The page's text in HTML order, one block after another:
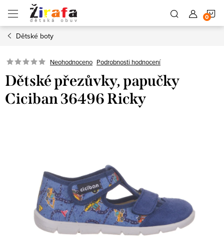
obsah
Dětské boty
Neohodnoceno Podrobnosti hodnocení
Dětské přezůvky, papučky
Ciciban 36496 Ricky